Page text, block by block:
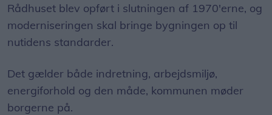
Rådhuset blev opført i slutningen af 1970'erne, og
moderniseringen skal bringe bygningen op til
nutidens standarder.
Det gælder både indretning, arbejdsmiljø,
energiforhold og den måde, kommunen møder
borgerne på.